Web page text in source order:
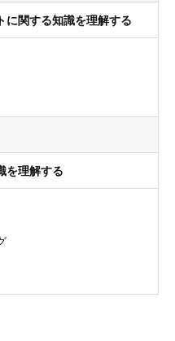
に関する知識を理解する
を理解する